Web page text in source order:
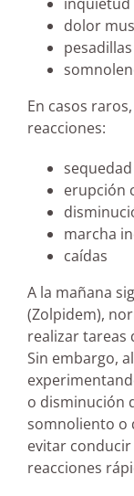
dolor
pesadillas
En casos
reacciones:
erupción
marcha
caídas
A la mañana
(Zolpidem),
realizar tareas
Sin embargo,
o disminución
somnoliento o
evitar
reacciones